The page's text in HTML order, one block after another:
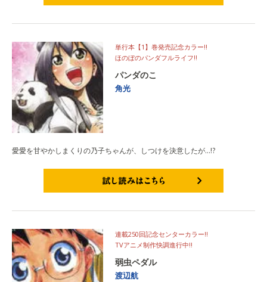
単行本【1】巻発売記念カラー!!
ほのぼのパンダフルライフ!!
パンダのこ
角光
愛愛を甘やかしまくりの乃子ちゃんが、しつけを決意したが…!?
連載250回記念センターカラー!!
TVアニメ制作快調進行中!!
弱虫ペダル
渡辺航